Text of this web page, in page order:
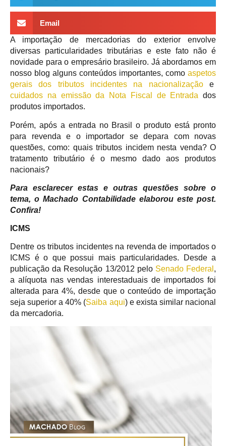
Email
A importação de mercadorias do exterior envolve
diversas particularidades tributárias e este fato não é
novidade para o empresário brasileiro. Já abordamos em
nosso blog alguns conteúdos importantes, como aspetos
gerais dos tributos incidentes na nacionalizaçãoe
cuidados na emissão da Nota Fiscal de Entrada dos
produtos importados.
Porém, após a entrada no Brasil o produto está pronto
para revenda e o importador se depara com novas
questões, como: quais tributos incidem nesta venda? O
tratamento tributário é o mesmo dado aos produtos
nacionais?
Para esclarecer estas e outras questões sobre o
tema, o Machado Contabilidade elaborou este post.
Confira!
ICMS
Dentre os tributos incidentes na revenda de importados o
ICMS é o que possui mais particularidades. Desde a
publicação da Resolução 13/2012 pelo Senado Federal ,
a alíquota nas vendas interestaduais de importados foi
alterada para 4%, desde que o conteúdo de importação
seja superior a 40% (Saiba aqui) e exista similar nacional
da mercadoria.